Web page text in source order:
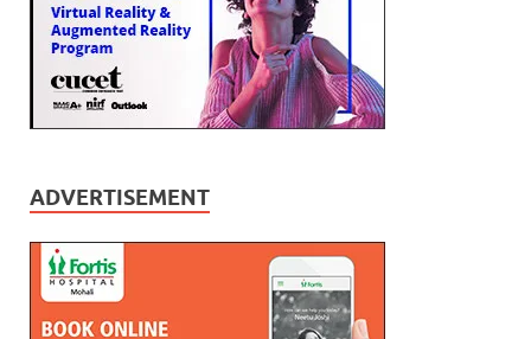
ADVERTISEMENT